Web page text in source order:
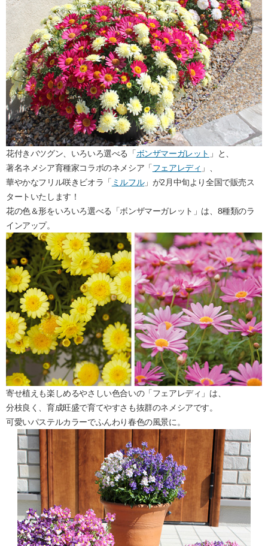
花付きバツグン、いろいろ選べる「ボンザマーガレット 」と、
著名ネメシア育種家コラボのネメシア「フェアレディ 」、
華やかなフリル咲きビオラ「 ミルフル」が2月中旬より全国で販売ス
タートいたします！
花の色＆形をいろいろ選べる「ボンザマーガレット」は、8種類のラ
インアップ。
寄せ植えも楽しめるやさしい色合いの「フェアレディ」は、
分枝良く、育成旺盛で育てやすさも抜群のネメシアです。
可愛いパステルカラーでふんわり春色の風景に。